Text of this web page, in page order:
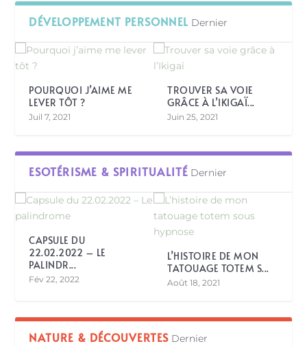
DÉVELOPPEMENT PERSONNEL Dernier
POURQUOI J’AIME ME
LEVER TÔT ?
Juil 7, 2021
TROUVER SA VOIE
GRÂCE À L’IKIGAÏ...
Juin 25, 2021
ESOTÉRISME & SPIRITUALITÉ Dernier
CAPSULE DU
22.02.2022 – LE
PALINDR...
Fév 22, 2022
L’HISTOIRE DE MON
TATOUAGE TOTEM S...
Août 18, 2021
NATURE & DÉCOUVERTES Dernier